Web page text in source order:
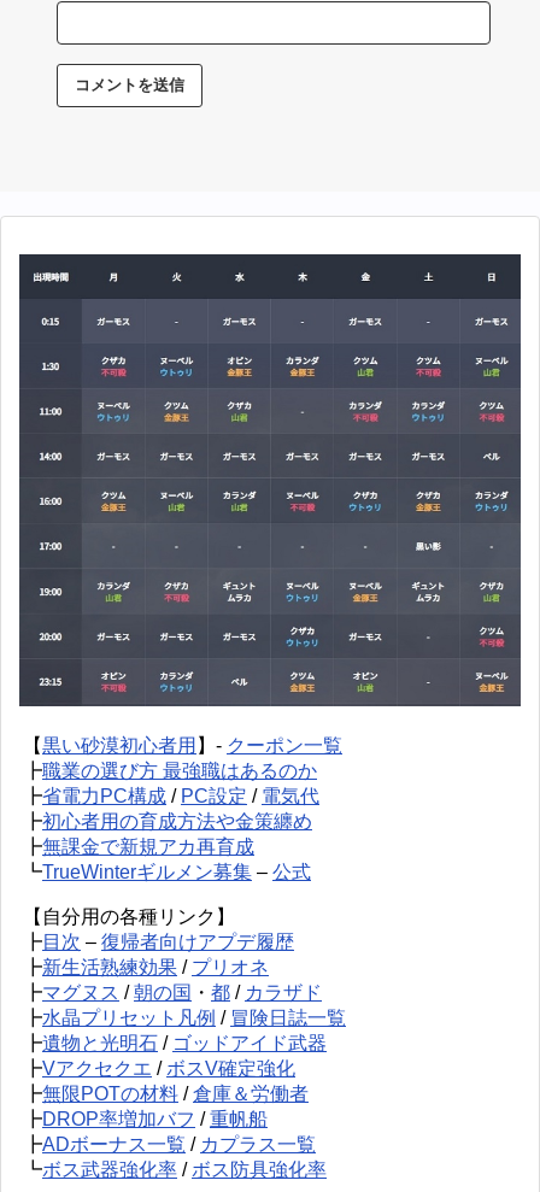
【黒い砂漠初心者用 】- クーポン一覧
┣職業の選び方 最強職はあるのか
┣省電力PC構成 / PC設定 / 電気代
┣初心者用の育成方法や金策纏め
┣無課金で新規アカ再育成
┗TrueWinterギルメン募集 – 公式
【自分用の各種リンク】
┣目次 – 復帰者向けアプデ履歴
┣新生活熟練効果 / プリオネ
┣マグヌス /朝の国 ・ 都 / カラザド
┣水晶プリセット凡例 / 冒険日誌一覧
┣遺物と光明石 / ゴッドアイド武器
┣Vアクセクエ / ボスV確定強化
┣無限POTの材料 /倉庫＆労働者
┣DROP率増加バフ /重帆船
┣ADボーナス一覧 / カプラス一覧
┗ボス武器強化率 / ボス防具強化率